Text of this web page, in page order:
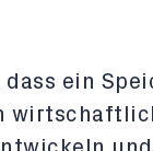
ein